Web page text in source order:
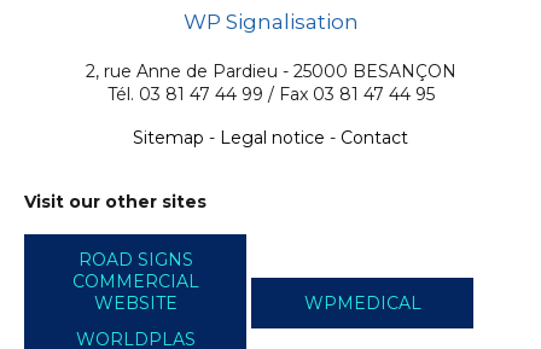
WP Signalisation
2, rue Anne de Pardieu - 25000 BESANÇON
Tél. 03 81 47 44 99 / Fax 03 81 47 44 95
Sitemap - Legal notice - Contact
Visit our other sites
ROAD SIGNS
COMMERCIAL
WEBSITE
WPMEDICAL
WORLDPLAS